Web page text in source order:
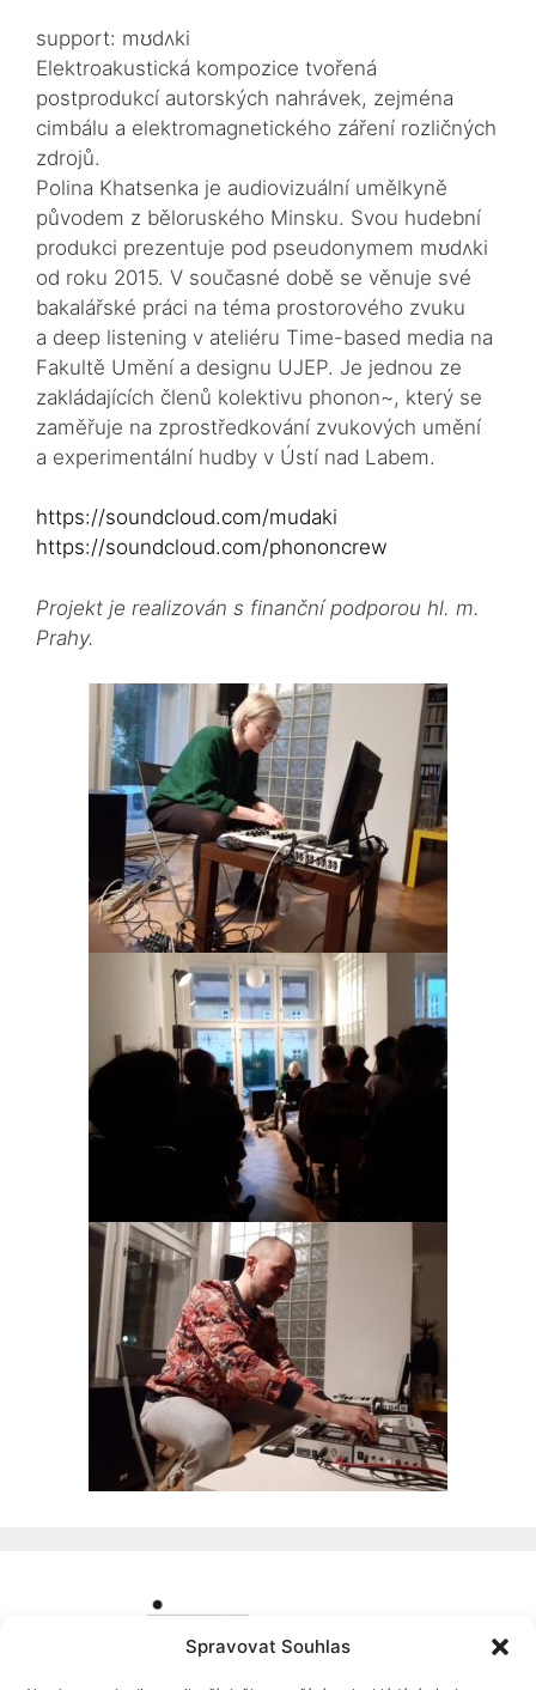
Spravovat Souhlas
support: mʊdʌki
Elektroakustická kompozice tvořená
postprodukcí autorských nahrávek, zejména
cimbálu a elektromagnetického záření rozličných
zdrojů.
Polina Khatsenka je audiovizuální umělkyně
původem z běloruského Minsku. Svou hudební
produkci prezentuje pod pseudonymem mʊdʌki
od roku 2015. V současné době se věnuje své
bakalářské práci na téma prostorového zvuku
a deep listening v ateliéru Time-based media na
Fakultě Umění a designu UJEP. Je jednou ze
zakládajících členů kolektivu phonon~, který se
zaměřuje na zprostředkování zvukových umění
a experimentální hudby v Ústí nad Labem.
https://soundcloud.com/mudaki
https://soundcloud.com/phononcrew
Projekt je realizován s finanční podporou hl. m.
Prahy.